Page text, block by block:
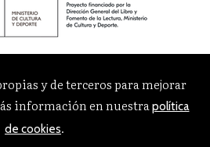
y de terceros para mejorar
información en nuestrapolítica
de cookies.